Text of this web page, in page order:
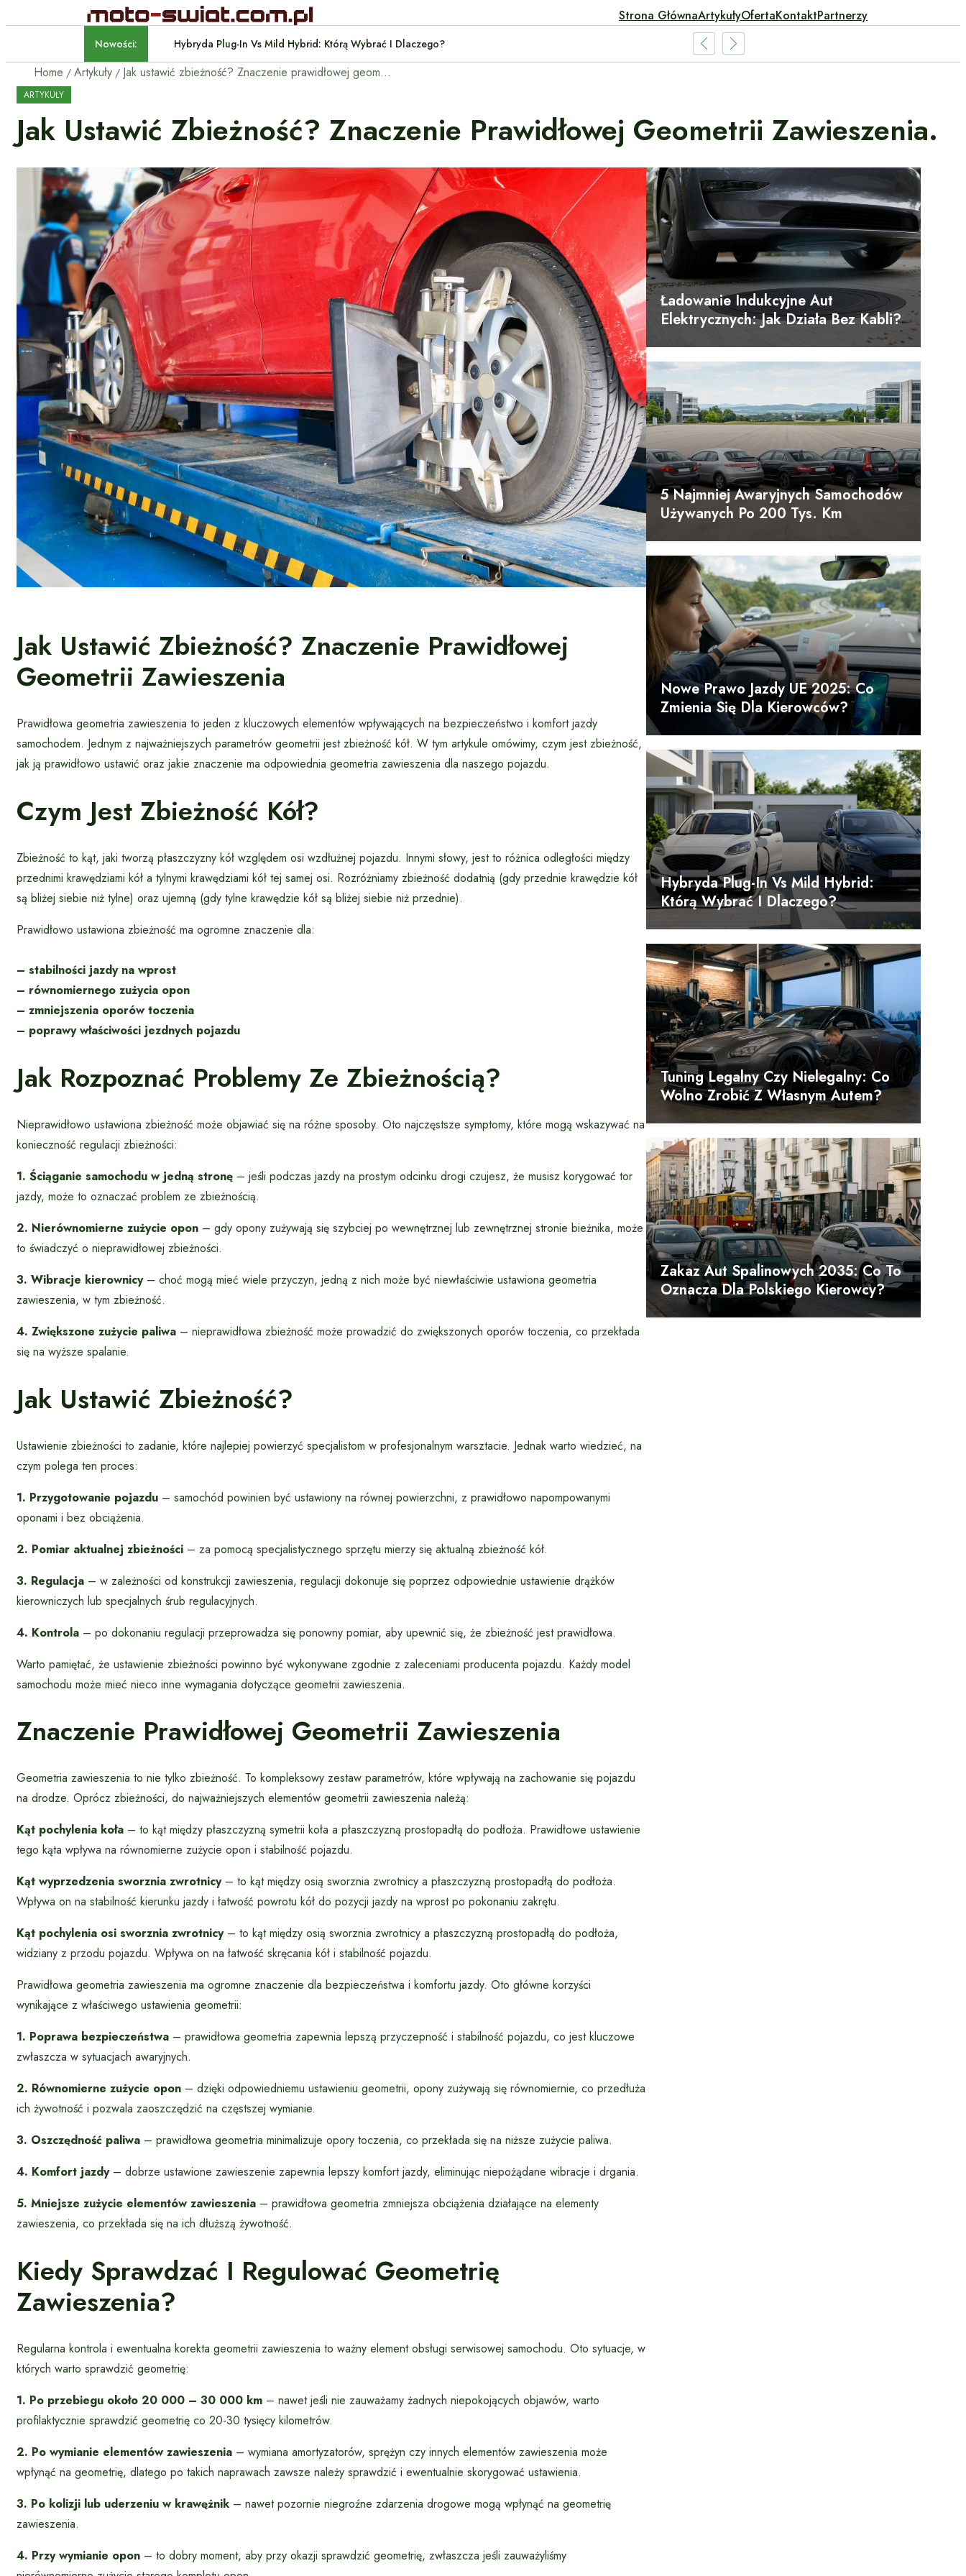
Strona GłównaArtykułyOfertaKontaktPartnerzy
Nowości: Hybryda Plug-In Vs Mild Hybrid: Którą Wybrać I Dlaczego?
Home Artykuły Jak ustawić zbieżność? Znaczenie prawidłowej geometrii zawieszenia.
ARTYKUŁY
Jak Ustawić Zbieżność? Znaczenie Prawidłowej Geometrii Zawieszenia.
Jak Ustawić Zbieżność? Znaczenie Prawidłowej
Geometrii Zawieszenia
Prawidłowa geometria zawieszenia to jeden z kluczowych elementów wpływających na bezpieczeństwo i komfort jazdy
samochodem. Jednym z najważniejszych parametrów geometrii jest zbieżność kół. W tym artykule omówimy, czym jest zbieżność,
jak ją prawidłowo ustawić oraz jakie znaczenie ma odpowiednia geometria zawieszenia dla naszego pojazdu.
Czym Jest Zbieżność Kół?
Zbieżność to kąt, jaki tworzą płaszczyzny kół względem osi wzdłużnej pojazdu. Innymi słowy, jest to różnica odległości między
przednimi krawędziami kół a tylnymi krawędziami kół tej samej osi. Rozróżniamy zbieżność dodatnią (gdy przednie krawędzie kół
są bliżej siebie niż tylne) oraz ujemną (gdy tylne krawędzie kół są bliżej siebie niż przednie).
Prawidłowo ustawiona zbieżność ma ogromne znaczenie dla:
– stabilności jazdy na wprost
– równomiernego zużycia opon
– zmniejszenia oporów toczenia
– poprawy właściwości jezdnych pojazdu
Jak Rozpoznać Problemy Ze Zbieżnością?
Nieprawidłowo ustawiona zbieżność może objawiać się na różne sposoby. Oto najczęstsze symptomy, które mogą wskazywać na
konieczność regulacji zbieżności:
1. Ściąganie samochodu w jedną stronę – jeśli podczas jazdy na prostym odcinku drogi czujesz, że musisz korygować tor
jazdy, może to oznaczać problem ze zbieżnością.
2. Nierównomierne zużycie opon – gdy opony zużywają się szybciej po wewnętrznej lub zewnętrznej stronie bieżnika, może
to świadczyć o nieprawidłowej zbieżności.
3. Wibracje kierownicy– choć mogą mieć wiele przyczyn, jedną z nich może być niewłaściwie ustawiona geometria
zawieszenia, w tym zbieżność.
4. Zwiększone zużycie paliwa – nieprawidłowa zbieżność może prowadzić do zwiększonych oporów toczenia, co przekłada
się na wyższe spalanie.
Jak Ustawić Zbieżność?
Ustawienie zbieżności to zadanie, które najlepiej powierzyć specjalistom w profesjonalnym warsztacie. Jednak warto wiedzieć, na
czym polega ten proces:
1. Przygotowanie pojazdu – samochód powinien być ustawiony na równej powierzchni, z prawidłowo napompowanymi
oponami i bez obciążenia.
2. Pomiar aktualnej zbieżności – za pomocą specjalistycznego sprzętu mierzy się aktualną zbieżność kół.
3. Regulacja – w zależności od konstrukcji zawieszenia, regulacji dokonuje się poprzez odpowiednie ustawienie drążków
kierowniczych lub specjalnych śrub regulacyjnych.
4. Kontrola – po dokonaniu regulacji przeprowadza się ponowny pomiar, aby upewnić się, że zbieżność jest prawidłowa.
Warto pamiętać, że ustawienie zbieżności powinno być wykonywane zgodnie z zaleceniami producenta pojazdu. Każdy model
samochodu może mieć nieco inne wymagania dotyczące geometrii zawieszenia.
Znaczenie Prawidłowej Geometrii Zawieszenia
Geometria zawieszenia to nie tylko zbieżność. To kompleksowy zestaw parametrów, które wpływają na zachowanie się pojazdu
na drodze. Oprócz zbieżności, do najważniejszych elementów geometrii zawieszenia należą:
Kąt pochylenia koła – to kąt między płaszczyzną symetrii koła a płaszczyzną prostopadłą do podłoża. Prawidłowe ustawienie
tego kąta wpływa na równomierne zużycie opon i stabilność pojazdu.
Kąt wyprzedzenia sworznia zwrotnicy– to kąt między osią sworznia zwrotnicy a płaszczyzną prostopadłą do podłoża.
Wpływa on na stabilność kierunku jazdy i łatwość powrotu kół do pozycji jazdy na wprost po pokonaniu zakrętu.
Kąt pochylenia osi sworznia zwrotnicy– to kąt między osią sworznia zwrotnicy a płaszczyzną prostopadłą do podłoża,
widziany z przodu pojazdu. Wpływa on na łatwość skręcania kół i stabilność pojazdu.
Prawidłowa geometria zawieszenia ma ogromne znaczenie dla bezpieczeństwa i komfortu jazdy. Oto główne korzyści
wynikające z właściwego ustawienia geometrii:
1. Poprawa bezpieczeństwa – prawidłowa geometria zapewnia lepszą przyczepność i stabilność pojazdu, co jest kluczowe
zwłaszcza w sytuacjach awaryjnych.
2. Równomierne zużycie opon – dzięki odpowiedniemu ustawieniu geometrii, opony zużywają się równomiernie, co przedłuża
ich żywotność i pozwala zaoszczędzić na częstszej wymianie.
3. Oszczędność paliwa – prawidłowa geometria minimalizuje opory toczenia, co przekłada się na niższe zużycie paliwa.
4. Komfort jazdy– dobrze ustawione zawieszenie zapewnia lepszy komfort jazdy, eliminując niepożądane wibracje i drgania.
5. Mniejsze zużycie elementów zawieszenia – prawidłowa geometria zmniejsza obciążenia działające na elementy
zawieszenia, co przekłada się na ich dłuższą żywotność.
Kiedy Sprawdzać I Regulować Geometrię
Zawieszenia?
Regularna kontrola i ewentualna korekta geometrii zawieszenia to ważny element obsługi serwisowej samochodu. Oto sytuacje, w
których warto sprawdzić geometrię:
1. Po przebiegu około 20 000 – 30 000 km – nawet jeśli nie zauważamy żadnych niepokojących objawów, warto
profilaktycznie sprawdzić geometrię co 20-30 tysięcy kilometrów.
2. Po wymianie elementów zawieszenia – wymiana amortyzatorów, sprężyn czy innych elementów zawieszenia może
wpłynąć na geometrię, dlatego po takich naprawach zawsze należy sprawdzić i ewentualnie skorygować ustawienia.
3. Po kolizji lub uderzeniu w krawężnik – nawet pozornie niegroźne zdarzenia drogowe mogą wpłynąć na geometrię
zawieszenia.
4. Przy wymianie opon – to dobry moment, aby przy okazji sprawdzić geometrię, zwłaszcza jeśli zauważyliśmy
Ładowanie Indukcyjne Aut
Elektrycznych: Jak Działa Bez Kabli?
5 Najmniej Awaryjnych Samochodów
Używanych Po 200 Tys. Km
Nowe Prawo Jazdy UE 2025: Co
Zmienia Się Dla Kierowców?
Hybryda Plug-In Vs Mild Hybrid:
Którą Wybrać I Dlaczego?
Tuning Legalny Czy Nielegalny: Co
Wolno Zrobić Z Własnym Autem?
Zakaz Aut Spalinowych 2035: Co To
Oznacza Dla Polskiego Kierowcy?